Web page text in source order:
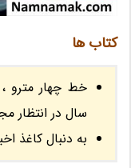
کتاب ها
سال در انتظار
به دنبال کاغذ